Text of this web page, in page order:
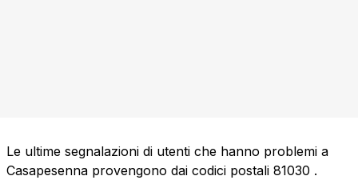
Le ultime segnalazioni di utenti che hanno problemi a
Casapesenna provengono dai codici postali 81030 .